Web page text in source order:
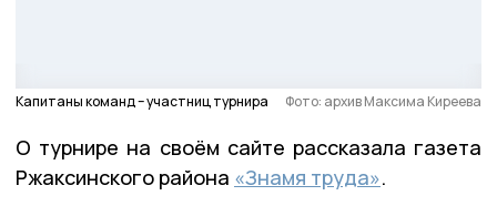
Капитаны команд – участниц турнира Фото: архив Максима Киреева
О турнире на своём сайте рассказала газета
Ржаксинского района «Знамя труда».